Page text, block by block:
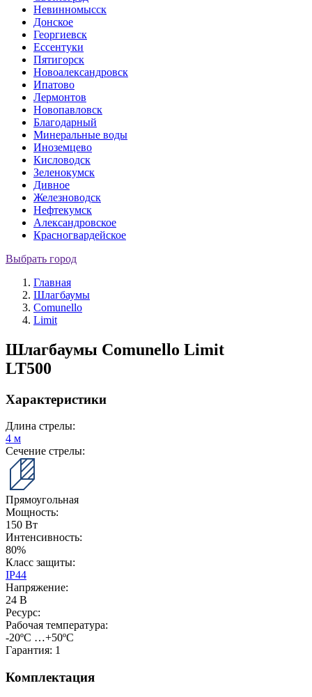
Невинномысск
Донское
Георгиевск
Ессентуки
Пятигорск
Новоалександровск
Ипатово
Лермонтов
Новопавловск
Благодарный
Минеральные воды
Иноземцево
Кисловодск
Зеленокумск
Дивное
Железноводск
Нефтекумск
Александровское
Красногвардейское
Выбрать город
Главная
Шлагбаумы
Comunello
Limit
Шлагбаумы Comunello Limit
LT500
Характеристики
Длина стрелы:
4 м
Сечение стрелы:
Прямоугольная
Мощность:
150 Вт
Интенсивность:
80%
Класс защиты:
IP44
Напряжение:
24 В
Ресурс:
Рабочая температура:
-20ºС …+50ºС
Гарантия: 1
Комплектация